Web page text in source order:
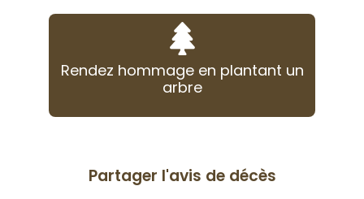
Rendez hommage en plantant un
arbre
Partager l'avis de décès